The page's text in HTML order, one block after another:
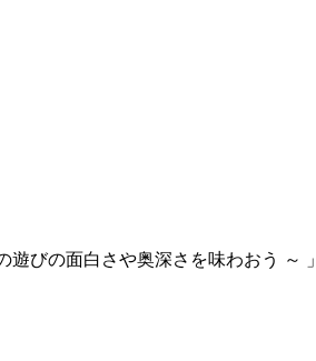
びの面白さや奥深さを味わおう ～